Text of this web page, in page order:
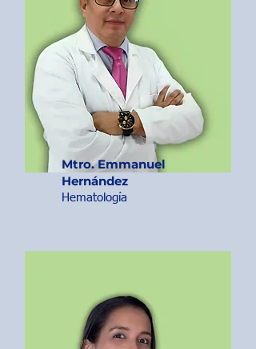
Mtro. Emmanuel
Hernández
Hematología